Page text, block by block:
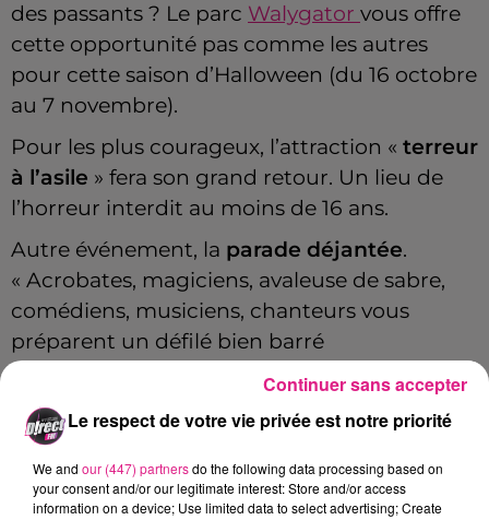
des passants ? Le parc Walygator vous offre
cette opportunité pas comme les autres
pour cette saison d’Halloween (du 16 octobre
au 7 novembre).
Pour les plus courageux, l’attraction « terreur
à l’asile » fera son grand retour. Un lieu de
l’horreur interdit au moins de 16 ans.
Autre événement, la parade déjantée.
« Acrobates, magiciens, avaleuse de sabre,
comédiens, musiciens, chanteurs vous
préparent un défilé bien barré
La direction recherche aussi des employés
polyvalents pour les restaurants. Ce sont
desCDD
novembre. Si vous êtes intéressez, envoyer
votre CV + une lettre de motivation
Le respect de votre vie privée est notre priorité
We and our (447) partnersdo the following data processing based on
your consent and/or our legitimate interest: Store and/or access
information on a device; Use limited data to select advertising; Create
Continuer sans accepter